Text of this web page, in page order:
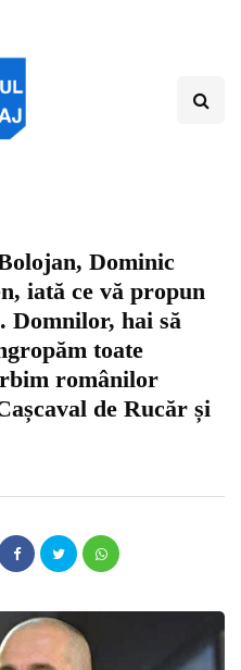
Dominic
iată ce vă propun
Domnilor, hai să
toate
românilor
de Rucăr și